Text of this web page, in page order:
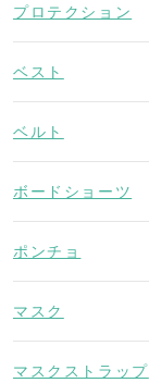
プロテクション
ベスト
ベルト
ボードショーツ
ポンチョ
マスク
マスクストラップ